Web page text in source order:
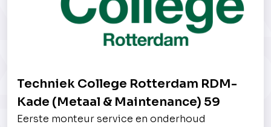
Techniek College Rotterdam RDM-
Kade (Metaal & Maintenance) 59
Eerste monteur service en onderhoud